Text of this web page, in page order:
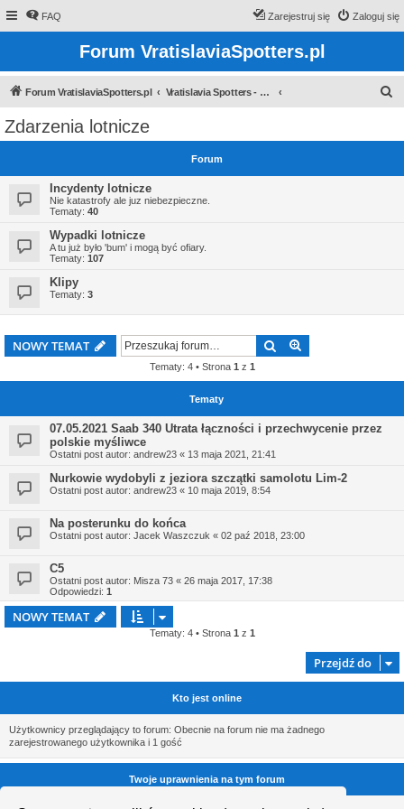
FAQ Zaloguj się
Zarejestruj się
Forum VratislaviaSpotters.pl
Forum VratislaviaSpotters.pl Vratislavia Spotters - Wroclawska grupa spotterska
a
Zdarzenia lotnicze
Forum
Incydenty lotnicze
Nie katastrofy ale juz niebezpieczne.
Tematy: 40
Wypadki lotnicze
A tu już było 'bum' i mogą być ofiary.
Tematy: 107
Klipy
Tematy: 3
NOWY TEMAT Szukaj
Tematy: 4 • Strona 1 z 1
Tematy
07.05.2021 Saab 340 Utrata łączności i przechwycenie przez
polskie myśliwce
Ostatni post autor: andrew23 « 13 maja 2021, 21:41
Nurkowie wydobyli z jeziora szczątki samolotu Lim-2
Ostatni post autor: andrew23 « 10 maja 2019, 8:54
Na posterunku do końca
Ostatni post autor: Jacek Waszczuk « 02 paź 2018, 23:00
C5
Ostatni post autor: Misza 73 « 26 maja 2017, 17:38
Odpowiedzi: 1
NOWY TEMAT
Tematy: 4 • Strona 1 z 1
Przejdź do
Kto jest online
Użytkownicy przeglądający to forum: Obecnie na forum nie ma żadnego
zarejestrowanego użytkownika i 1 gość
Twoje uprawnienia na tym forum